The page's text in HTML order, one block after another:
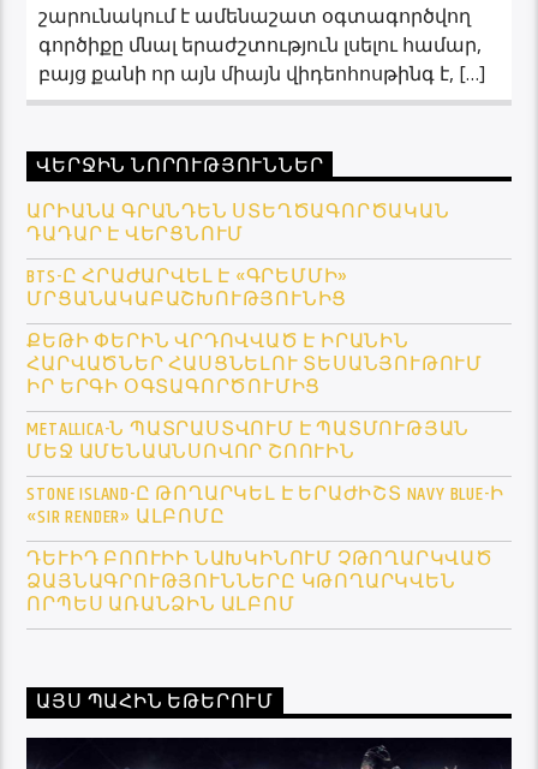
շարունակում է ամենաշատ օգտագործվող
գործիքը մնալ երաժշտություն լսելու համար,
բայց քանի որ այն միայն վիդեոհոսթինգ է, […]
ՎԵՐՋԻՆ ՆՈՐՈՒԹՅՈՒՆՆԵՐ
ԱՐԻԱՆԱ ԳՐԱՆԴԵՆ ՍՏԵՂԾԱԳՈՐԾԱԿԱՆ
ԴԱԴԱՐ Է ՎԵՐՑՆՈՒՄ
BTS-Ը ՀՐԱԺԱՐՎԵԼ Է «ԳՐԵՄՄԻ»
ՄՐՑԱՆԱԿԱԲԱՇԽՈՒԹՅՈՒՆԻՑ
ՔԵԹԻ ՓԵՐԻՆ ՎՐԴՈՎՎԱԾ Է ԻՐԱՆԻՆ
ՀԱՐՎԱԾՆԵՐ ՀԱՍՑՆԵԼՈՒ ՏԵՍԱՆՅՈՒԹՈՒՄ
ԻՐ ԵՐԳԻ ՕԳՏԱԳՈՐԾՈՒՄԻՑ
METALLICA-Ն ՊԱՏՐԱՍՏՎՈՒՄ Է ՊԱՏՄՈՒԹՅԱՆ
ՄԵՋ ԱՄԵՆԱԱՆՍՈՎՈՐ ՇՈՈՒԻՆ
STONE ISLAND-Ը ԹՈՂԱՐԿԵԼ Է ԵՐԱԺԻՇՏ NAVY BLUE-Ի
«SIR RENDER» ԱԼԲՈՄԸ
ԴԵՒԻԴ ԲՈՈՒԻԻ ՆԱԽԿԻՆՈՒՄ ՉԹՈՂԱՐԿՎԱԾ Ձ
ԱՅՆԱԳՐՈՒԹՅՈՒՆՆԵՐԸ ԿԹՈՂԱՐԿՎԵՆ Ո
ՐՊԵՍ ԱՌԱՆՁԻՆ ԱԼԲՈՄ
ԱՅՍ ՊԱՀԻՆ ԵԹԵՐՈՒՄ